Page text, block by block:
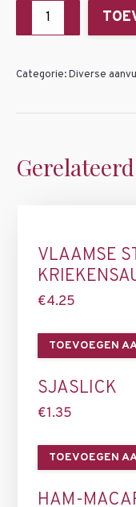
Gemarineerde
kipfilet
Categorie:Diverse
VLAAMSE
€4.25
TOEVOEGEN
SJASLICK
€1.35
TOEVOEGEN
HAM-